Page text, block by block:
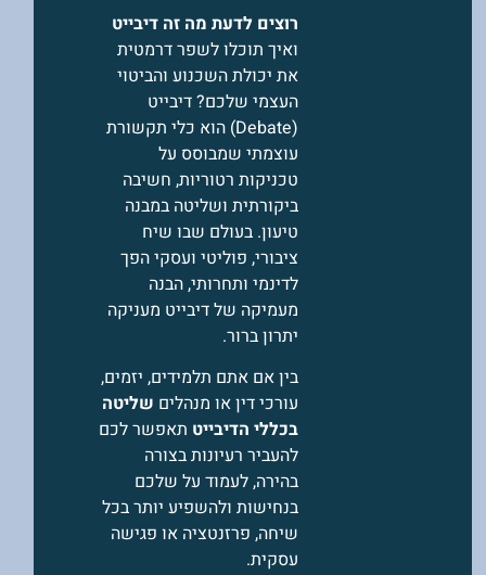
רוצים לדעת מה זה דיבייט
ואיך תוכלו לשפר דרמטית
את יכולת השכנוע והביטוי
העצמי שלכם? דיבייט
(Debate) הוא כלי תקשורת
עוצמתי שמבוסס על
טכניקות רטוריות, חשיבה
ביקורתית ושליטה במבנה
טיעון. בעולם שבו שיח
ציבורי, פוליטי ועסקי הפך
לדינמי ותחרותי, הבנה
מעמיקה של דיבייט מעניקה
יתרון ברור.
בין אם אתם תלמידים, יזמים,
עורכי דין או מנהלים שליטה
בכללי הדיבייט תאפשר לכם
להעביר רעיונות בצורה
בהירה, לעמוד על שלכם
בנחישות ולהשפיע יותר בכל
שיחה, פרזנטציה או פגישה
עסקית.